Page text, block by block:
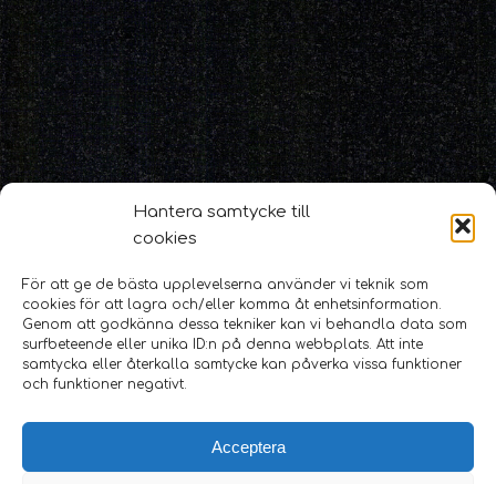
Hantera samtycke till
cookies
För att ge de bästa upplevelserna använder vi teknik som
cookies för att lagra och/eller komma åt enhetsinformation.
Genom att godkänna dessa tekniker kan vi behandla data som
surfbeteende eller unika ID:n på denna webbplats. Att inte
samtycka eller återkalla samtycke kan påverka vissa funktioner
och funktioner negativt.
Acceptera
Hallindens Granit AB|0523-411 55